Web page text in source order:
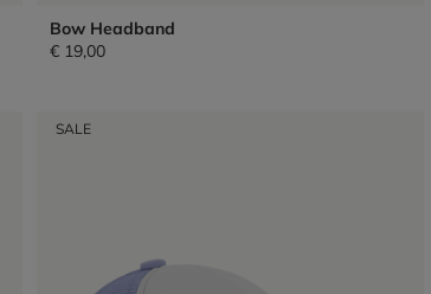
Bow Headband
€ 19,00
SALE